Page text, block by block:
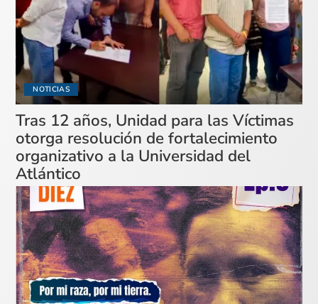
NOTICIAS
Tras 12 años, Unidad para las Víctimas
otorga resolución de fortalecimiento
organizativo a la Universidad del
Atlántico